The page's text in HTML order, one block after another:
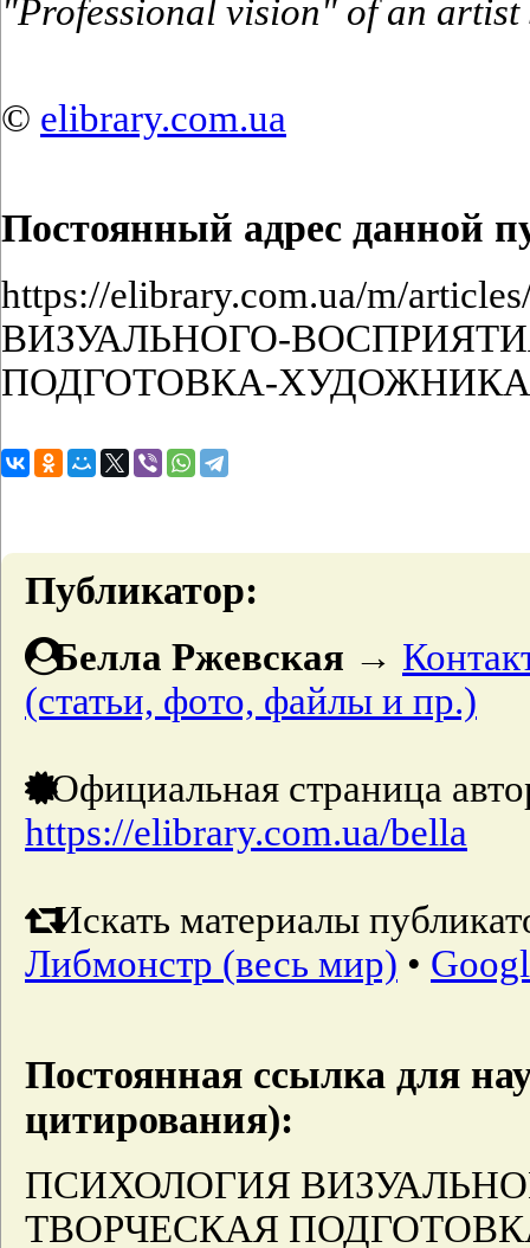
"Professional vision" of an artist
© elibrary.com.ua
Постоянный адрес данной
https://elibrary.com.ua/m/
ВИЗУАЛЬНОГО-
ПОДГОТОВКА-
Публикатор:
Белла Ржевская →
(статьи, фото, файлы и пр.)
Официальная страница
https://elibrary.com.ua/bella
Искать материалы
Либмонстр (весь мир) •
Постоянная ссылка для
цитирования):
ПСИХОЛОГИЯ
ТВОРЧЕСКАЯ